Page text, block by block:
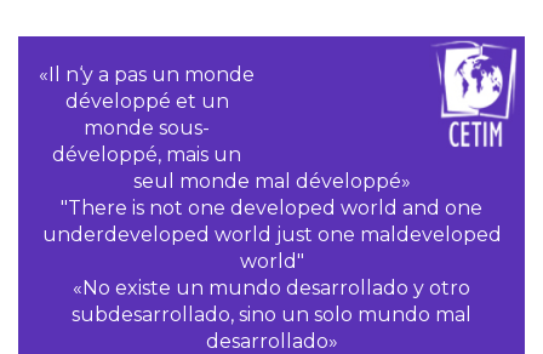
«Il n‘y a pas un monde
développé et un
monde sous-
développé, mais un
seul monde mal développé»
"There is not one developed world and one
underdeveloped world just one maldeveloped
world"
«No existe un mundo desarrollado y otro
subdesarrollado, sino un solo mundo mal
desarrollado»